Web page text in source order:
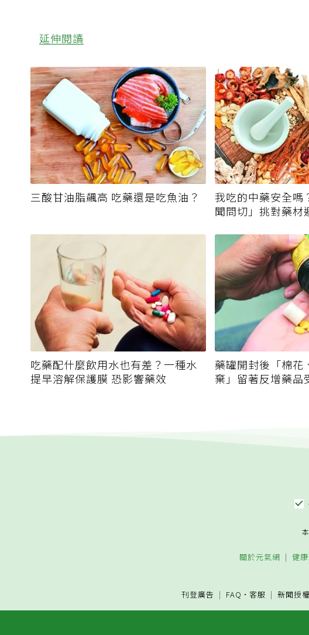
延伸閱讀
三酸甘油脂飆高 吃藥還是吃魚油？
我吃的中藥安全嗎
聞問切」挑對藥材
吃藥配什麼飲用水也有差？一種水
提早溶解保護膜 恐影響藥效
藥罐開封後「棉花
棄」留著反增藥品
關於元氣網 健
刊登廣告 FAQ · 客服 新聞授權